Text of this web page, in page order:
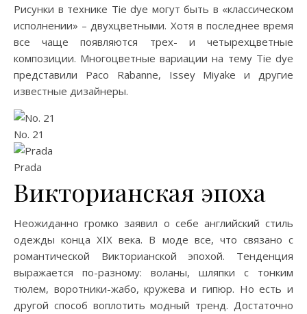
Рисунки в технике Tie dye могут быть в «классическом
исполнении» – двухцветными. Хотя в последнее время
все чаще появляются трех- и четырехцветные
композиции. Многоцветные вариации на тему Tie dye
представили Paco Rabanne, Issey Miyake и другие
известные дизайнеры.
No. 21
Prada
Викторианская эпоха
Неожиданно громко заявил о себе английский стиль
одежды конца XIX века. В моде все, что связано с
романтической Викторианской эпохой. Тенденция
выражается по-разному: воланы, шляпки с тонким
тюлем, воротники-жабо, кружева и гипюр. Но есть и
другой способ воплотить модный тренд. Достаточно